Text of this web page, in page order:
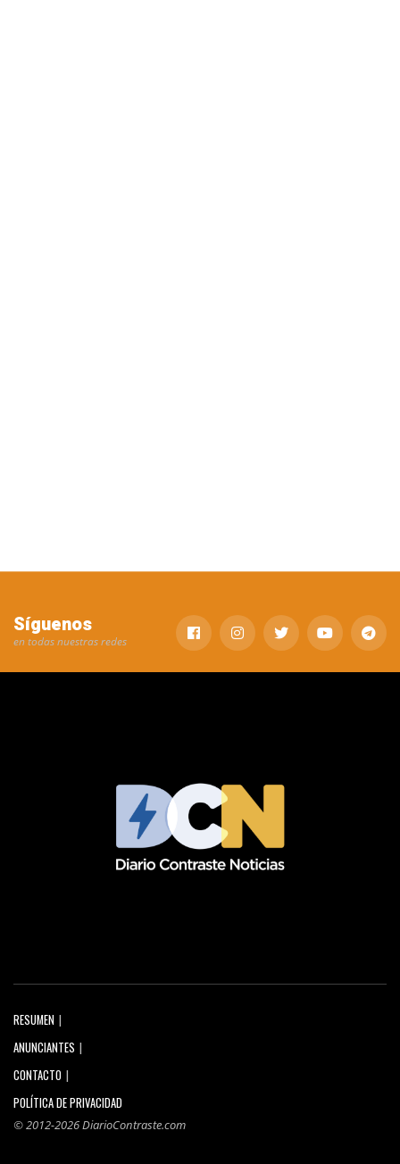
Síguenos
en todas nuestras redes
RESUMEN
ANUNCIANTES
CONTACTO
POLÍTICA DE PRIVACIDAD
© 2012-2026 DiarioContraste.com